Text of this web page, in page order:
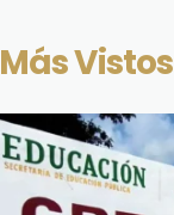
Más Vistos